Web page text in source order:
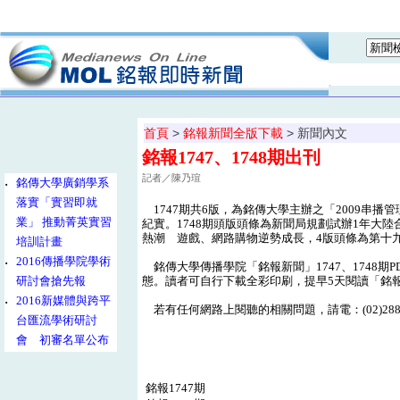
‧
銘傳大學廣銷學系
落實「實習即就
業」 推動菁英實習
培訓計畫
‧
2016傳播學院學術
研討會搶先報
‧
2016新媒體與跨平
台匯流學術研討
會 初審名單公布
首頁 > 銘報新聞全版下載 > 新聞內文
銘報1747、1748期出刊
記者／陳乃瑄
1747期共6版，為銘傳大學主辦之「2009串播
紀實。1748期頭版頭條為新聞局規劃試辦1年大
熱潮 遊戲、網路購物逆勢成長，4版頭條為第
銘傳大學傳播學院「銘報新聞」1747、1748期
態。讀者可自行下載全彩印刷，提早5天閱讀「銘
若有任何網路上閱聽的相關問題，請電：
銘報1747期